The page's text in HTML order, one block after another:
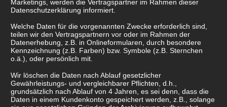
Marketings, werden die Vertragspartner im Rahmen dieser
Datenschutzerklärung informiert.
Welche Daten für die vorgenannten Zwecke erforderlich sind,
teilen wir den Vertragspartnern vor oder im Rahmen der
Datenerhebung, z.B. in Onlineformularen, durch besondere
Kennzeichnung (z.B. Farben) bzw. Symbole (z.B. Sternchen
o.ä.), oder persönlich mit.
Wir löschen die Daten nach Ablauf gesetzlicher
Gewährleistungs- und vergleichbarer Pflichten, d.h.,
grundsätzlich nach Ablauf von 4 Jahren, es sei denn, dass die
Daten in einem Kundenkonto gespeichert werden, z.B., solange